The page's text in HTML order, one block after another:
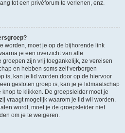
tot een privéforum te verlenen, enz.
worden, moet je op de bijhorende link
je een overzicht van alle
zijn vrij toegankelijk, ze vereisen
en hebben soms zelf verborgen
is, kan je lid worden door op de hiervoor
gesloten groep is, kan je je lidmaatschap
te klikken. De groepsleider moet je
vraagt mogelijk waarom je lid wil worden.
wordt, moet je de groepsleider niet
om je te weigeren.